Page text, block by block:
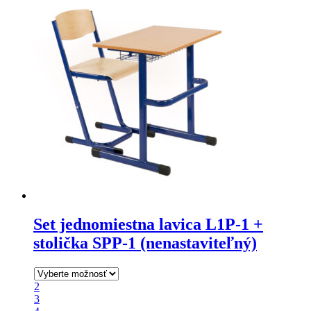
variantov.
Možnosti
si
môžete
vybrať
na
stránke
produktu.
Set jednomiestna lavica L1P-1 +
stolička SPP-1 (nenastaviteľný)
2
3